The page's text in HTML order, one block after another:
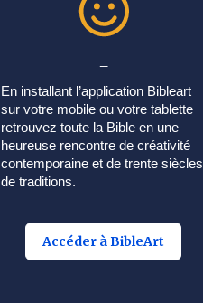
En installant l’application Bibleart
sur votre mobile ou votre tablette
retrouvez toute la Bible en une
heureuse rencontre de créativité
contemporaine et de trente siècles
de traditions.
Accéder à BibleArt